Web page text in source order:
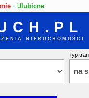
• Ulubione
NIERUCHOMOŚCI
Typ